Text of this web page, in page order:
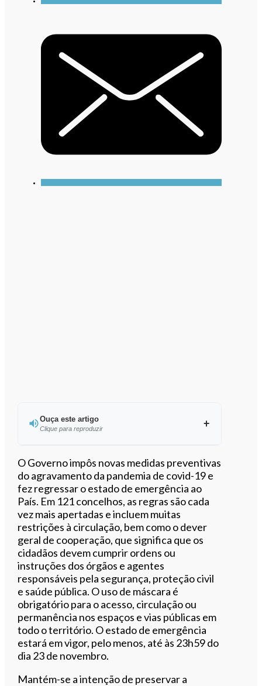
Ouça este artigo
Clique para reproduzir
Ouvir este artigo
O Governo impôs novas medidas preventivas
do agravamento da pandemia de covid-19 e
fez regressar o estado de emergência ao
País. Em 121 concelhos, as regras são cada
vez mais apertadas e incluem muitas
restrições à circulação, bem como o dever
geral de cooperação, que significa que os
cidadãos devem cumprir ordens ou
instruções dos órgãos e agentes
responsáveis pela segurança, proteção civil
e saúde pública. O uso de máscara é
obrigatório para o acesso, circulação ou
permanência nos espaços e vias públicas em
todo o território. O estado de emergência
estará em vigor, pelo menos, até às 23h59 do
dia 23 de novembro.
Mantém-se a intenção de preservar a